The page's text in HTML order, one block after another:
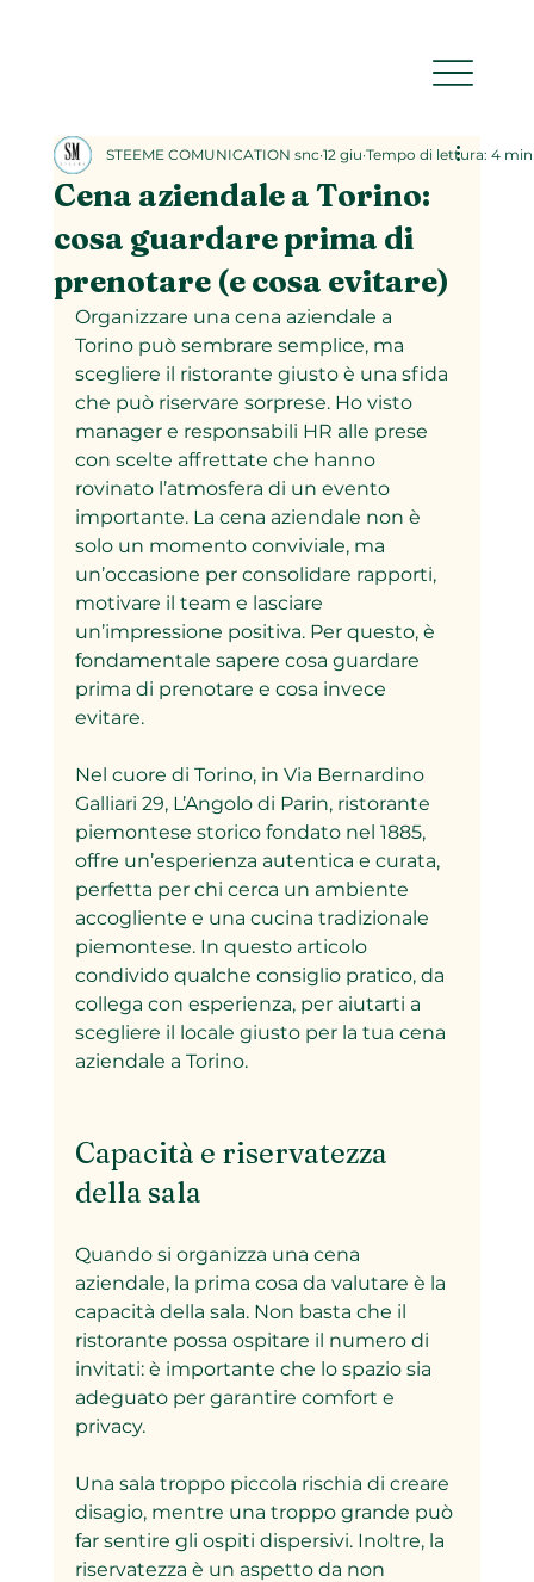
Cena aziendale a Torino:
cosa guardare prima di
prenotare (e cosa evitare)
STEEME COMUNICATION snc 12 giu Tempo di lettura: 4 min
Organizzare una cena aziendale a
Torino può sembrare semplice, ma
scegliere il ristorante giusto è una sfida
che può riservare sorprese. Ho visto
manager e responsabili HR alle prese
con scelte affrettate che hanno
rovinato l’atmosfera di un evento
importante. La cena aziendale non è
solo un momento conviviale, ma
un’occasione per consolidare rapporti,
motivare il team e lasciare
un’impressione positiva. Per questo, è
fondamentale sapere cosa guardare
prima di prenotare e cosa invece
evitare.
Nel cuore di Torino, in Via Bernardino
Galliari 29, L’Angolo di Parin, ristorante
piemontese storico fondato nel 1885,
offre un’esperienza autentica e curata,
perfetta per chi cerca un ambiente
accogliente e una cucina tradizionale
piemontese. In questo articolo
condivido qualche consiglio pratico, da
collega con esperienza, per aiutarti a
scegliere il locale giusto per la tua cena
aziendale a Torino.
Capacità e riservatezza
della sala
Quando si organizza una cena
aziendale, la prima cosa da valutare è la
capacità della sala. Non basta che il
ristorante possa ospitare il numero di
invitati: è importante che lo spazio sia
adeguato per garantire comfort e
privacy.
Una sala troppo piccola rischia di creare
disagio, mentre una troppo grande può
far sentire gli ospiti dispersivi. Inoltre, la
riservatezza è un aspetto da non